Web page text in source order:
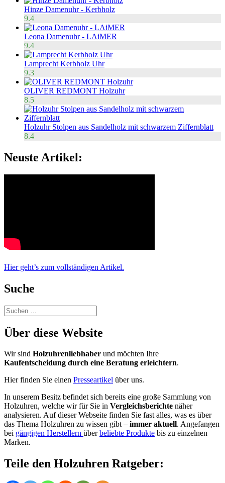
Hinze Damenuhr - Kerbholz
9.4
Leona Damenuhr - LAiMER
9.4
Lamprecht Kerbholz Uhr
9.3
OLIVER REDMONT Holzuhr
8.5
Holzuhr Stolpen aus Sandelholz mit schwarzem Ziffernblatt
8.4
Neuste Artikel:
Hier geht’s zum vollständigen Artikel.
Suche
Suchen
nach:
Über diese Website
Wir sind Holzuhrenliebhaber und möchten Ihre
Kaufentscheidung durch eine Beratung erleichtern.
Hier finden Sie einen Presseartikel über uns.
In unserem Besitz befindet sich bereits eine große Sammlung von
Holzuhren, welche wir für Sie in Vergleichsberichte näher
analysieren. Auf dieser Webseite finden Sie fast alles, was es über
das Thema Holzuhren zu wissen gibt – immer aktuell. Angefangen
bei gängigen Herstellern überbeliebte Produkte bis zu einzelnen
Marken.
Teile den Holzuhren Ratgeber: